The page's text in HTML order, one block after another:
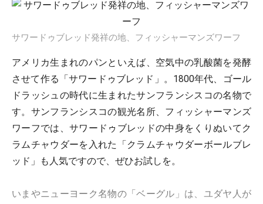
サワードゥブレッド発祥の地、フィッシャーマンズワーフ
アメリカ生まれのパンといえば、空気中の乳酸菌を発酵
させて作る「サワードゥブレッド」。1800年代、ゴール
ドラッシュの時代に生まれたサンフランシスコの名物で
す。サンフランシスコの観光名所、フィッシャーマンズ
ワーフでは、サワードゥブレッドの中身をくりぬいてク
ラムチャウダーを入れた「クラムチャウダーボールブレ
ッド」も人気ですので、ぜひお試しを。
いまやニューヨーク名物の「ベーグル」は、ユダヤ人が